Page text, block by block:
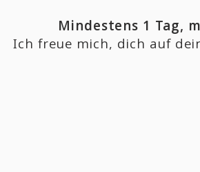
Mindestens 1 Tag,
Ich freue mich, dich auf